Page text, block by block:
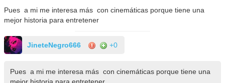
Pues a mi me interesa más con cinemáticas porque tiene una
mejor historia para entretener
JineteNegro666 +0
Pues a mi me interesa más con cinemáticas porque tiene una